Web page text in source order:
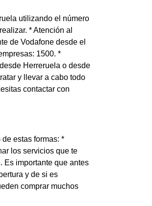
utilizando el número
* Atención al
de Vodafone desde el
1500. *
Herreruela o desde
y llevar a cabo todo
contactar con
estas formas: *
los servicios que te
Es importante que antes
y de si es
comprar muchos